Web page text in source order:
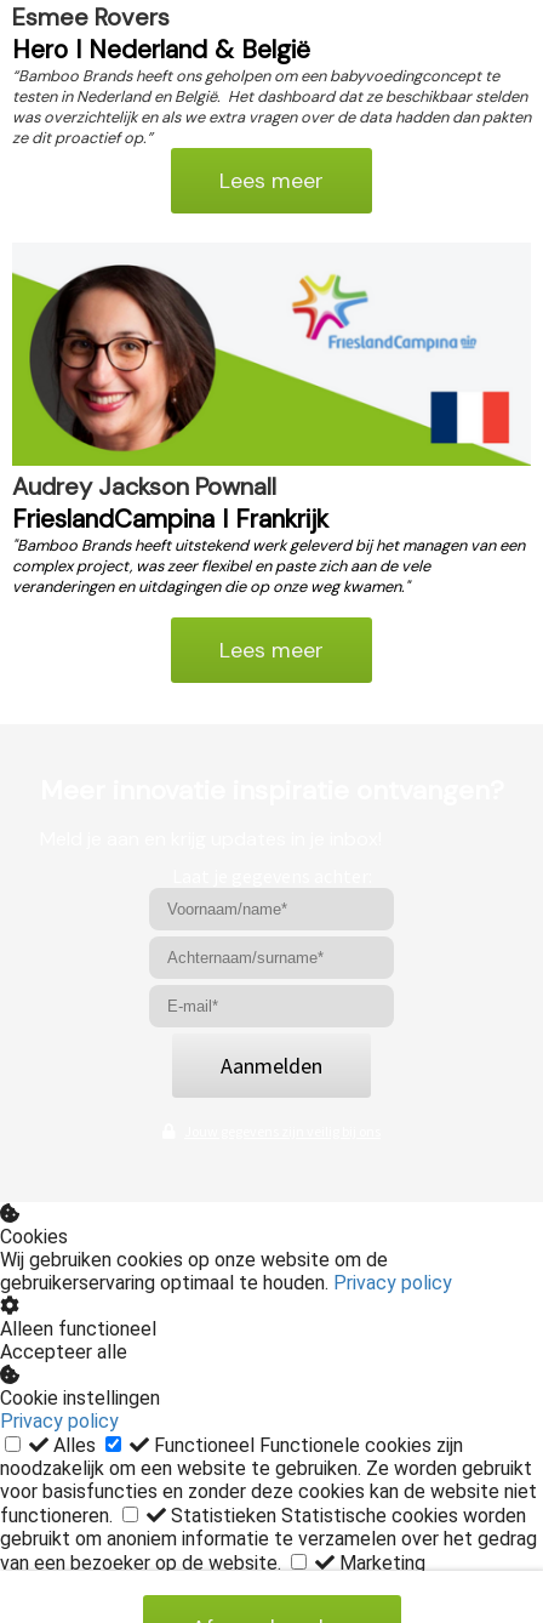
Esmee Rovers
Hero I Nederland & België
“Bamboo Brands heeft ons geholpen om een babyvoedingconcept te
testen in Nederland en België. Het dashboard dat ze beschikbaar stelden
was overzichtelijk en als we extra vragen over de data hadden dan pakten
ze dit proactief op.”
Lees meer
Audrey Jackson Pownall
FrieslandCampina I Frankrijk
"Bamboo Brands heeft uitstekend werk geleverd bij het managen van een
complex project, was zeer flexibel en paste zich aan de vele
veranderingen en uitdagingen die op onze weg kwamen."
Lees meer
Aanmelden
Cookies
Wij gebruiken cookies op onze website om de
gebruikerservaring optimaal te houden. Privacy policy
Alleen functioneel
Accepteer alle
Cookie instellingen
Privacy policy
Alles
Functioneel Functionele cookies zijn
noodzakelijk om een website te gebruiken. Ze worden gebruikt
voor basisfuncties en zonder deze cookies kan de website niet
functioneren.
Statistieken Statistische cookies worden
gebruikt om anoniem informatie te verzamelen over het gedrag
van een bezoeker op de website.
Marketing